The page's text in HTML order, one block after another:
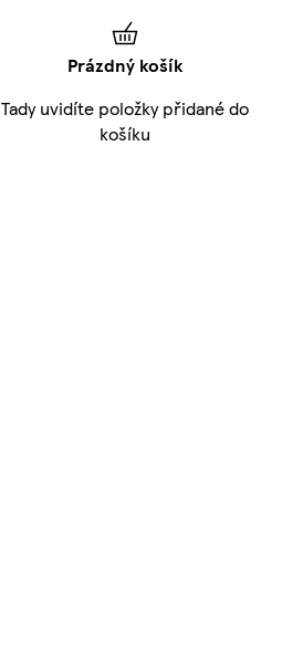
Prázdný košík
Tady uvidíte položky přidané do
košíku